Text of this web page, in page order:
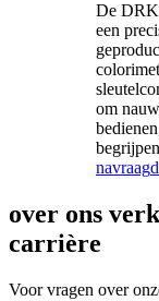
De
een
om
navraag
over ons
carrière
Voor vragen over